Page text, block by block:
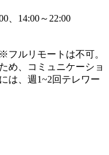
14:00～22:00
フルリモートは不可。
め、コミュニケーショ
は、週1~2回テレワー